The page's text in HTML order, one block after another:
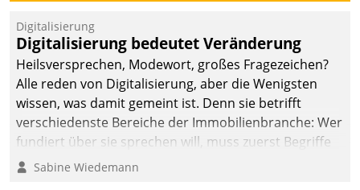
Digitalisierung
Digitalisierung bedeutet Veränderung
Heilsversprechen, Modewort, großes Fragezeichen?
Alle reden von Digitalisierung, aber die Wenigsten
wissen, was damit gemeint ist. Denn sie betrifft
verschiedenste Bereiche der Immobilienbranche: Wer
fundiert über sie sprechen will, muss zuerst Begriffe
klären. Ein Aspekt ist die betriebliche Optimierung:
Sabine Wiedemann